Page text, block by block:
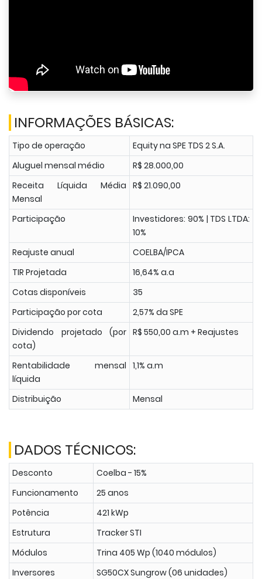
INFORMAÇÕES BÁSICAS:
Tipo de operação
Equity na SPE TDS 2 S.A.
Aluguel mensal médio
R$ 28.000,00
Receita Líquida Média
Mensal
R$ 21.090,00
Participação
Investidores: 90% | TDS LTDA:
10%
Reajuste anual
COELBA/IPCA
TIR Projetada
16,64% a.a
Cotas disponíveis
35
Participação por cota
2,57% da SPE
Dividendo projetado (por
cota)
R$ 550,00 a.m + Reajustes
Rentabilidade mensal
líquida
1,1% a.m
Distribuição Mensal
DADOS TÉCNICOS:
Desconto
Coelba - 15%
Funcionamento
25 anos
Potência
421 kWp
Estrutura
Tracker STI
Módulos
Trina 405 Wp (1040 módulos)
Inversores
SG50CX Sungrow (06 unidades)